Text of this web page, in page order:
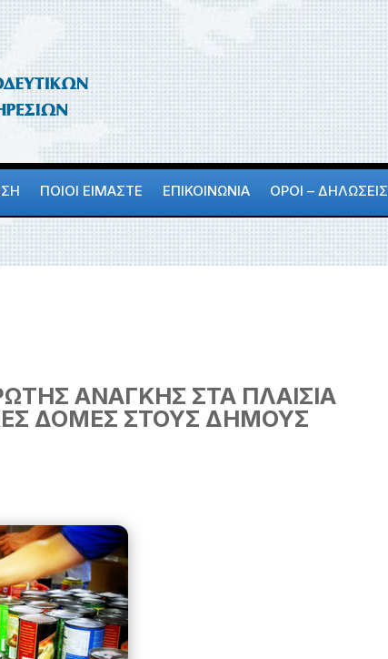
ΠΟΙΟΙ ΕΙΜΑΣΤΕ ΕΠΙΚΟΙΝΩΝΙΑ ΟΡΟΙ – ΔΗΛΩΣΕΙΣ
ΑΝΑΓΚΗΣ ΣΤΑ ΠΛΑΙΣΙΑ
ΔΟΜΕΣ ΣΤΟΥΣ ΔΗΜΟΥΣ